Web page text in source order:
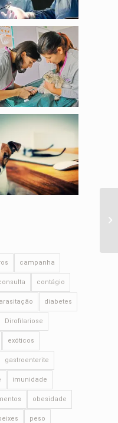
campanha
contágio
diabetes
Dirofilariose
exóticos
gastroenterite
imunidade
obesidade
peso